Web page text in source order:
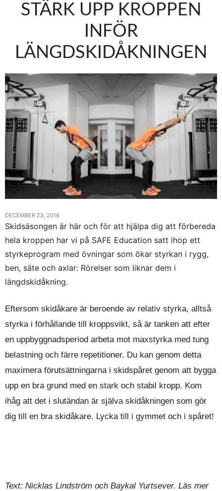
STÄRK UPP KROPPEN
INFÖR
LÄNGDSKIDÅKNINGEN
DECEMBER 23, 2016
Skidsäsongen är här och för att hjälpa dig att förbereda
hela kroppen har vi på SAFE Education satt ihop ett
styrkeprogram med övningar som ökar styrkan i rygg,
ben, säte och axlar: Rörelser som liknar dem i
längdskidåkning.
Eftersom skidåkare är beroende av relativ styrka, alltså
styrka i förhållande till kroppsvikt, så är tanken att efter
en uppbyggnadsperiod arbeta mot maxstyrka med tung
belastning och färre repetitioner. Du kan genom detta
maximera förutsättningarna i skidspåret genom att bygga
upp en bra grund med en stark och stabil kropp. Kom
ihåg att det i slutändan är själva skidåkningen som gör
dig till en bra skidåkare. Lycka till i gymmet och i spåret!
Text: Nicklas Lindström och Baykal Yurtsever. Läs mer